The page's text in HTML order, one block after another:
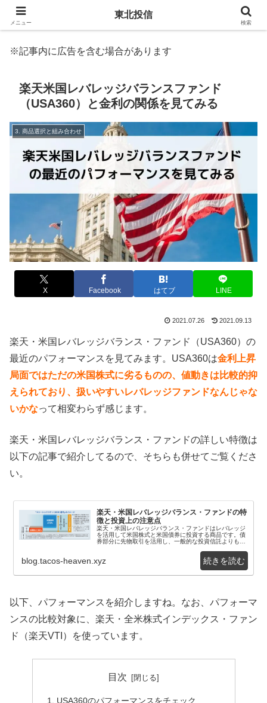
※記事内に広告を含む場合があります
楽天米国レバレッジバランスファンド
（USA360）と金利の関係を見てみる
3. 商品選択と組み合わせ
X Facebook はてブ LINE
2021.07.26 2021.09.13
楽天・米国レバレッジバランス・ファンド（USA360）の
最近のパフォーマンスを見てみます。USA360は金利上昇
局面ではただの米国株式に劣るものの、値動きは比較的抑
えられており、扱いやすいレバレッジファンドなんじゃな
いかなって相変わらず感じます。
楽天・米国レバレッジバランス・ファンドの詳しい特徴は
以下の記事で紹介してるので、そちらも併せてご覧くださ
い。
楽天・米国レバレッジバランス・ファンドの特
徴と投資上の注意点
楽天・米国レバレッジバランス・ファンドはレバレッジ
を活用して米国株式と米国債券に投資する商品です。債
券部分に先物取引を活用し、一般的な投資信託よりも高
blog.tacos-heaven.xyz
以下、パフォーマンスを紹介しますね。なお、パフォーマ
ンスの比較対象に、楽天・全米株式インデックス・ファン
ド（楽天VTI）を使っています。
目次
USA360のパフォーマンスをチェック
メニュー
東北投信
検索